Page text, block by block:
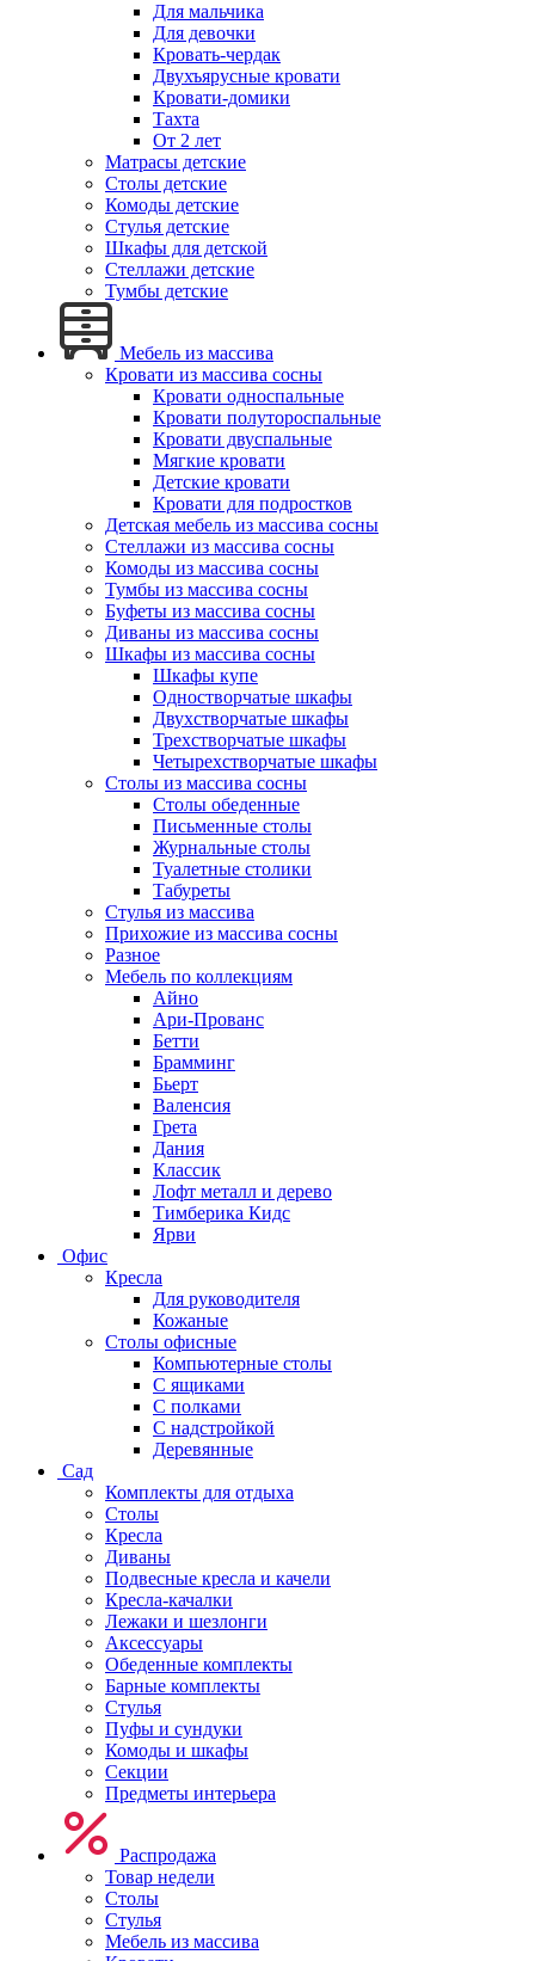
Для мальчика
Для девочки
Кровать-чердак
Двухъярусные кровати
Кровати-домики
Тахта
От 2 лет
Матрасы детские
Столы детские
Комоды детские
Стулья детские
Шкафы для детской
Стеллажи детские
Тумбы детские
Мебель из массива
Кровати из массива сосны
Кровати односпальные
Кровати полутороспальные
Кровати двуспальные
Мягкие кровати
Детские кровати
Кровати для подростков
Детская мебель из массива сосны
Стеллажи из массива сосны
Комоды из массива сосны
Тумбы из массива сосны
Буфеты из массива сосны
Диваны из массива сосны
Шкафы из массива сосны
Шкафы купе
Одностворчатые шкафы
Двухстворчатые шкафы
Трехстворчатые шкафы
Четырехстворчатые шкафы
Столы из массива сосны
Столы обеденные
Письменные столы
Журнальные столы
Туалетные столики
Табуреты
Стулья из массива
Прихожие из массива сосны
Разное
Мебель по коллекциям
Айно
Ари-Прованс
Бетти
Брамминг
Бьерт
Валенсия
Грета
Дания
Классик
Лофт металл и дерево
Тимберика Кидс
Ярви
Офис
Кресла
Для руководителя
Кожаные
Столы офисные
Компьютерные столы
С ящиками
С полками
С надстройкой
Деревянные
Сад
Комплекты для отдыха
Столы
Кресла
Диваны
Подвесные кресла и качели
Кресла-качалки
Лежаки и шезлонги
Аксессуары
Обеденные комплекты
Барные комплекты
Стулья
Пуфы и сундуки
Комоды и шкафы
Секции
Предметы интерьера
Распродажа
Товар недели
Столы
Стулья
Мебель из массива